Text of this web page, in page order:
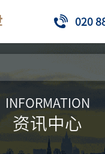
020
INFORMATION
资讯中心